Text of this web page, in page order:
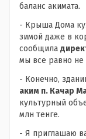
баланс акимата.
- Крыша Дома
зимой даже в
сообщила
мы все равно не
- Конечно,
аким п. Качар
культурный
млн тенге.
- Я приглашаю